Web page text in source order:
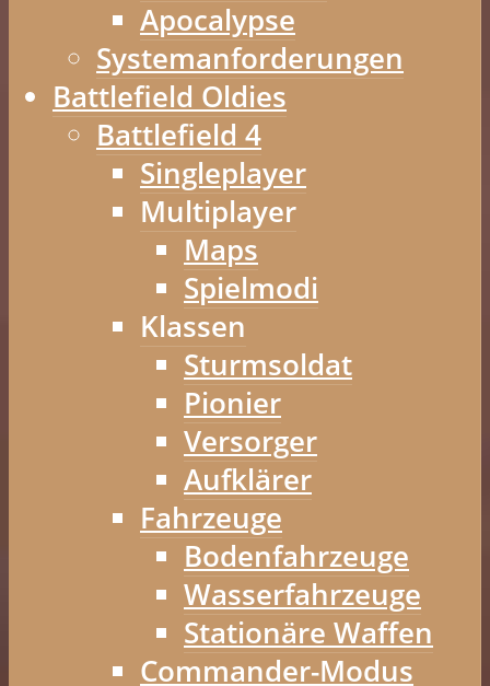
Apocalypse
Systemanforderungen
Battlefield Oldies
Battlefield 4
Singleplayer
Multiplayer
Maps
Spielmodi
Klassen
Sturmsoldat
Pionier
Versorger
Aufklärer
Fahrzeuge
Bodenfahrzeuge
Wasserfahrzeuge
Stationäre Waffen
Commander-Modus